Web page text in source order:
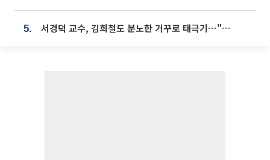
5. 서경덕 교수, 김희철도 분노한 거꾸로 태극기⋯"엉터리는 아냐, 아쉬울 뿐"